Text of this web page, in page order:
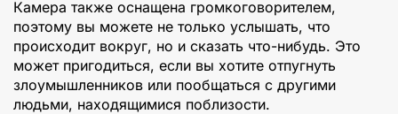
Камера также оснащена громкоговорителем,
поэтому вы можете не только услышать, что
происходит вокруг, но и сказать что-нибудь. Это
может пригодиться, если вы хотите отпугнуть
злоумышленников или пообщаться с другими
людьми, находящимися поблизости.